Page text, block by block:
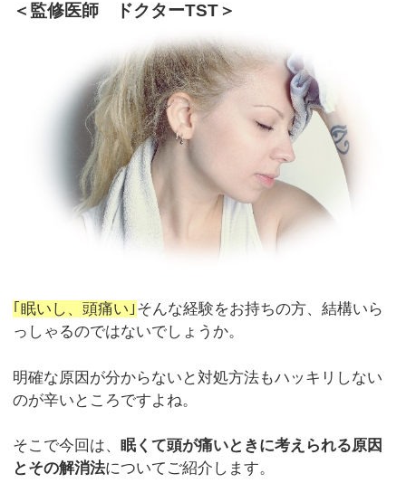
＜監修医師 ドクターTST＞
｢眠いし、頭痛い｣ そんな経験をお持ちの方、結構いら
っしゃるのではないでしょうか。
明確な原因が分からないと対処方法もハッキリしない
のが辛いところですよね。
そこで今回は、 眠くて頭が痛いときに考えられる原因
とその解消法についてご紹介します。